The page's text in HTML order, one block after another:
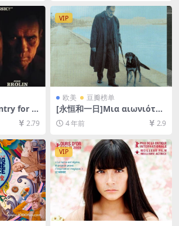
载][MP4/37GB][中英字幕]
for O
网盘+迅
清未删减]
幕]
2.79
VIP
欧美 豆瓣榜单
[永恒和一日]Μια αιωνιότητ
α και μια μερα (1998)[百度
网盘+夸克网盘+迅雷云盘资源
1080P超清未删减][MP4/8.5G
B][中文字幕]
4 年前 2.9
VIP